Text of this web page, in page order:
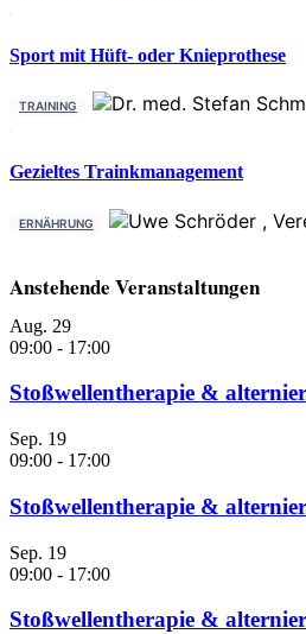
Sport mit Hüft- oder Knieprothese
TRAINING
Gezieltes Trainkmanagement
ERNÄHRUNG
Anstehende Veranstaltungen
Aug. 29
09:00 - 17:00
Stoßwellentherapie &
Sep. 19
09:00 - 17:00
Stoßwellentherapie &
Sep. 19
09:00 - 17:00
Stoßwellentherapie &